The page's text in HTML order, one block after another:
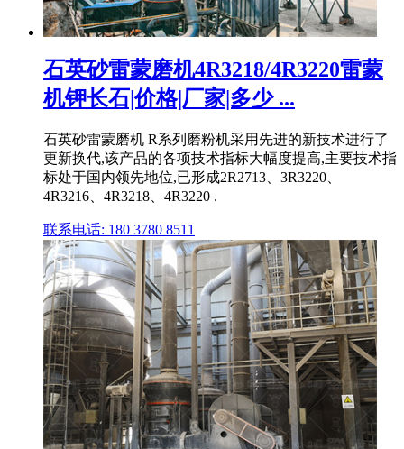
石英砂雷蒙磨机4R3218/4R3220雷蒙
机钾长石|价格|厂家|多少 ...
石英砂雷蒙磨机 R系列磨粉机采用先进的新技术进行了
更新换代,该产品的各项技术指标大幅度提高,主要技术指
标处于国内领先地位,已形成2R2713、3R3220、
4R3216、4R3218、4R3220 .
联系电话: 180 3780 8511